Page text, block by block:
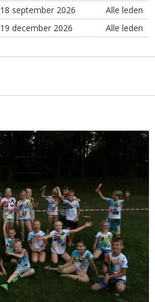
18 september 2026
Alle leden
19 december 2026 Alle leden